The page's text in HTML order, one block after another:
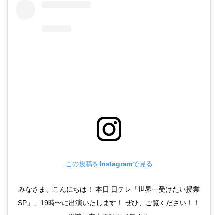
この投稿をInstagramで見る
みなさま、こんにちは！ 本日 日テレ「世界一受けたい授業
SP」」19時〜に出演いたします！ ぜひ、ご覧ください！！